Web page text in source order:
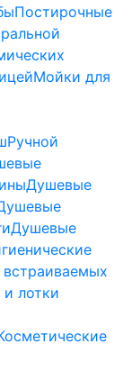
Постирочные
Мойки для
Ручной
Душевые
Душевые
лотки